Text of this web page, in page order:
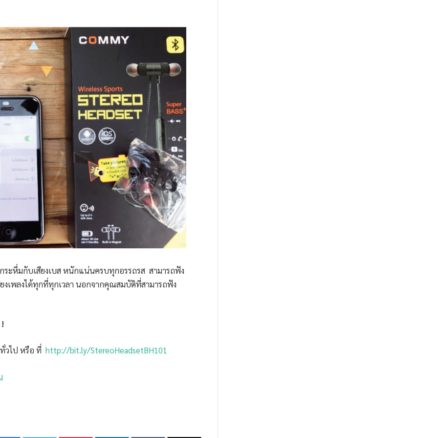
กระหึ่มกับเสียงเบส หนักแน่นครบทุกอรรถรส สามารถฟัง
งเพลงได้ทุกที่ทุกเวลา นอกจากคุณสมบัติที่สามารถฟัง
วไป หรือ ที่ http://bit.ly/StereoHeadsetBH101